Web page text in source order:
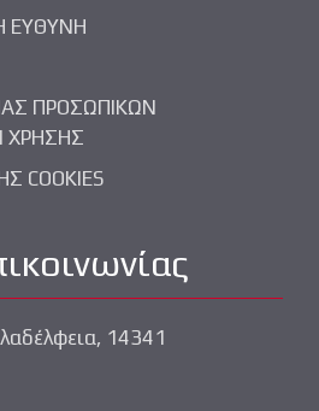
ΕΥΘΥΝΗ
ΠΡΟΣΩΠΙΚΩΝ
ΧΡΗΣΗΣ
COOKIES
14341